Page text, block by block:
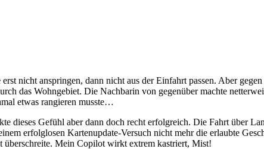
nicht anspringen, dann nicht aus der Einfahrt passen. Aber gegen
das Wohngebiet. Die Nachbarin von gegenüber machte
etwas rangieren musste…
dieses Gefühl aber dann doch recht erfolgreich. Die Fahrt über
erfolglosen Kartenupdate-Versuch nicht mehr die erlaubte
überschreite. Mein Copilot wirkt extrem kastriert, Mist!